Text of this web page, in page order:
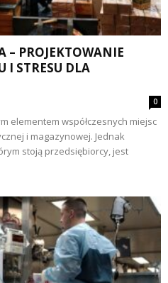
– PROJEKTOWANIE
I STRESU DLA
0
elementem współczesnych miejsc
i magazynowej. Jednak
stoją przedsiębiorcy, jest